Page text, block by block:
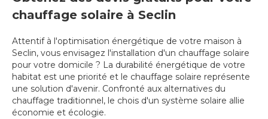
chauffage solaire à Seclin
Attentif à l'optimisation énergétique de votre maison à
Seclin, vous envisagez l'installation d'un chauffage solaire
pour votre domicile ? La durabilité énergétique de votre
habitat est une priorité et le chauffage solaire représente
une solution d'avenir. Confronté aux alternatives du
chauffage traditionnel, le chois d'un système solaire allie
économie et écologie.